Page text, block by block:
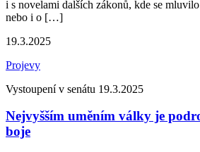
i s novelami dalších zákonů, kde se
nebo i o […]
19.3.2025
Projevy
Vystoupení v senátu 19.3.2025
Nejvyšším uměním války je
boje